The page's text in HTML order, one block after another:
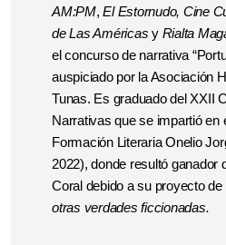
AM:PM,El Estornudo, Cine
de Las Américas y Rialta
el concurso de narrativa
auspiciado por la Asociación
Tunas. Es graduado del XXII
Narrativas que se impartió en
Formación Literaria Onelio
2022), donde resultó ganador
Coral debido a su proyecto de
otras verdades ficcionadas.